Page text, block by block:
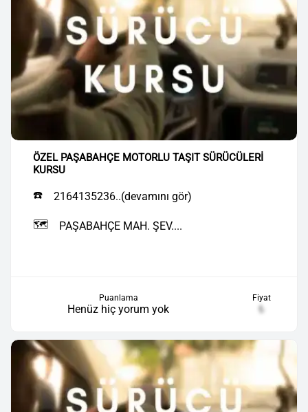
ÖZEL PAŞABAHÇE MOTORLU TAŞIT SÜRÜCÜLERİ
KURSU
☎️ 2164135236..(devamını gör)
🗺️ PAŞABAHÇE MAH. ŞEV....
Puanlama
Henüz hiç yorum yok
Fiyat
₺